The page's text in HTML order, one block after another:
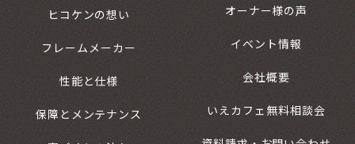
ヒコケンの想い
フレームメーカー
性能と仕様
保障とメンテナンス
オーナー様の声
イベント情報
会社概要
いえカフェ無料相談会